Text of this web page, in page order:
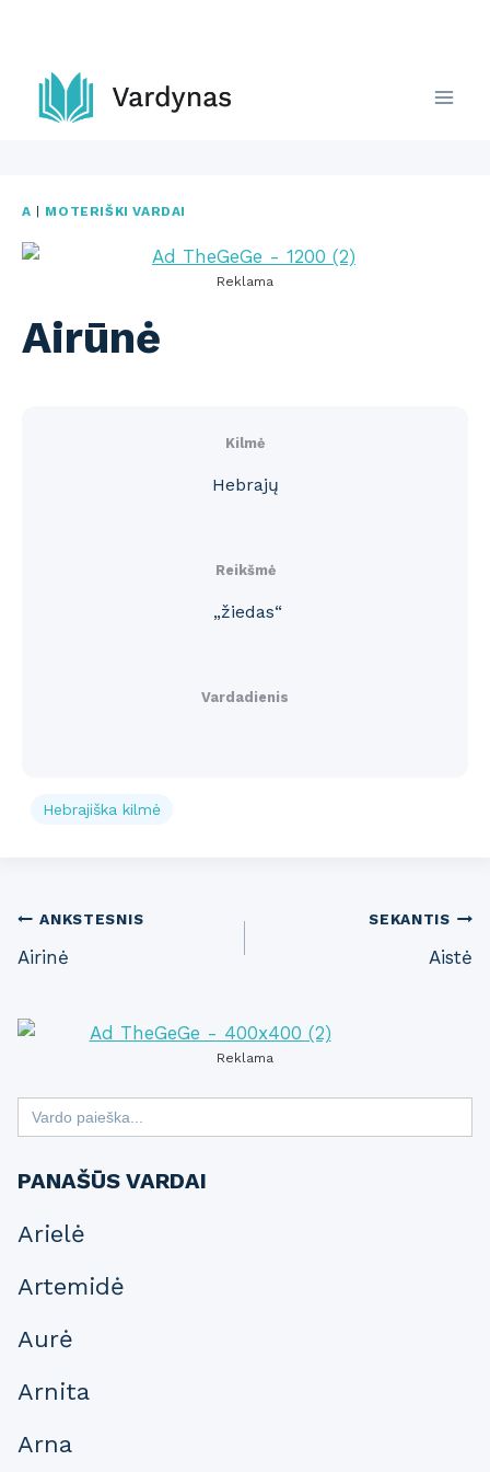
content
A | MOTERIŠKI VARDAI
Reklama
Airūnė
Kilmė
Hebrajų
Reikšmė
„žiedas“
Vardadienis
Hebrajiška kilmė
Post
navigation
ANKSTESNIS
Airinė
SEKANTIS
Aistė
Reklama
Search
for:
PANAŠŪS VARDAI
Arielė
Artemidė
Aurė
Arnita
Arna